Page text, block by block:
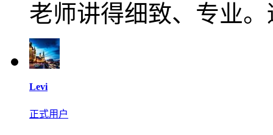
老师讲得细致、专业
Levi
正式用户